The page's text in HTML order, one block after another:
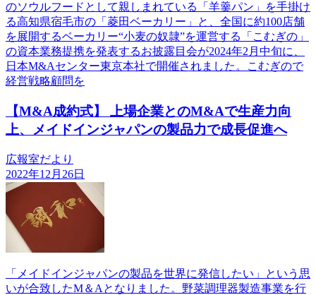
のソウルフードとして親しまれている「羊羹パン」を手掛け
る高知県宿毛市の「菱田ベーカリー」と、全国に約100店舗
を展開するベーカリー“小麦の奴隷”を運営する「こむぎの」
の資本業務提携を発表するお披露目会が2024年2月中旬に、
日本M&Aセンター東京本社で開催されました。こむぎので
経営戦略顧問を
【M&A成約式】 上場企業とのM&Aで生産力向
上、メイドインジャパンの製品力で成長促進へ
広報室だより
2022年12月26日
「メイドインジャパンの製品を世界に発信したい」という思
いが合致したM＆Aとなりました。野菜調理器製造事業を行